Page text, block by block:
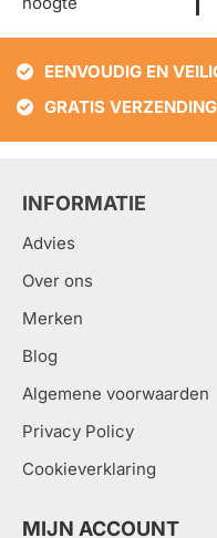
EENVOUDIG EN
GRATIS
INFORMATIE
Advies
Over ons
Merken
Blog
Algemene voorwaarden
Privacy Policy
Cookieverklaring
MIJN ACCOUNT